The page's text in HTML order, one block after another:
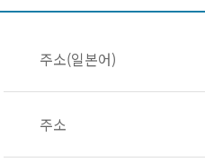
주소(일본어)
주소